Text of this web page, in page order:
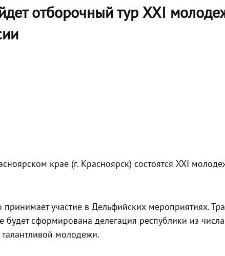
отборочный тур XXI
крае (г. Красноярск) состоятся XXI
принимает участие в Дельфийских мероприятиях.
будет сформирована делегация республики из
молодежи.